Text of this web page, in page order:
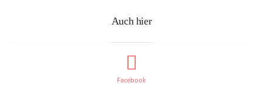
Auch hier
Facebook